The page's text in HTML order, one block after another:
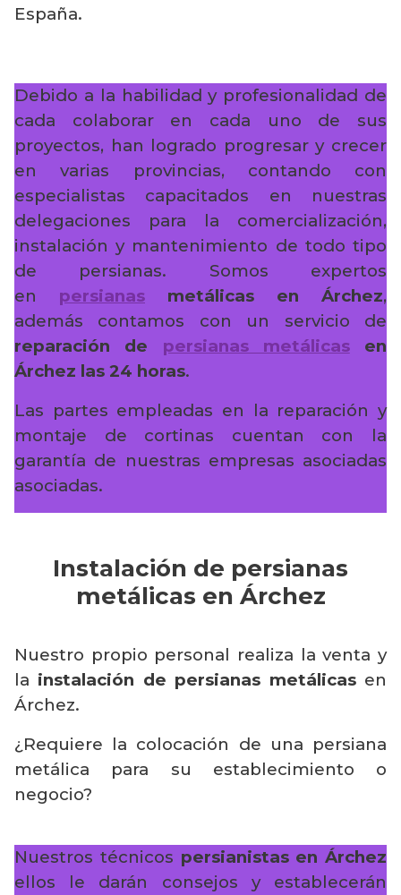
España.
Debido a la habilidad y profesionalidad de
cada colaborar en cada uno de sus
proyectos, han logrado progresar y crecer
en varias provincias, contando con
especialistas capacitados en nuestras
delegaciones para la comercialización,
instalación y mantenimiento de todo tipo
de persianas. Somos expertos
en persianas metálicas en Árchez,
además contamos con un servicio de
reparación de persianas metálicasen
Árchez las 24 horas.
Las partes empleadas en la reparación y
montaje de cortinas cuentan con la
garantía de nuestras empresas asociadas
asociadas.
Instalación de persianas
metálicas en Árchez
Nuestro propio personal realiza la venta y
la instalación de persianas metálicasen
Árchez.
¿Requiere la colocación de una persiana
metálica para su establecimiento o
negocio?
Nuestros técnicos persianistas en Árchez
ellos le darán consejos y establecerán